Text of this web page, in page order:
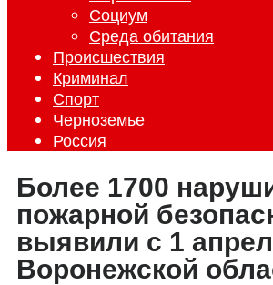
Социум
Среда обитания
Происшествия
Криминал
Спорт
Черноземье
Россия
Более 1700
пожарной
выявили с 1
Воронежской